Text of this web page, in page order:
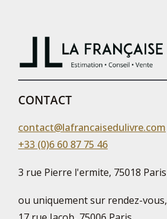
CONTACT
contact@lafrancaisedulivre.com
+33 (0)6 60 87 75 46
3 rue Pierre l'ermite, 75018 Paris
ou uniquement sur rendez-vous,